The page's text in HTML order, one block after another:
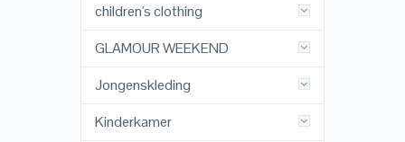
children's clothing
GLAMOUR WEEKEND
Jongenskleding
Kinderkamer